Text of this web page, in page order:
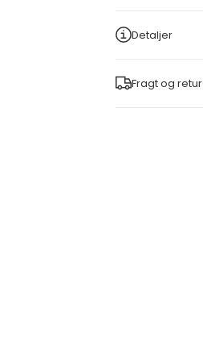
Detaljer
Fragt og retur